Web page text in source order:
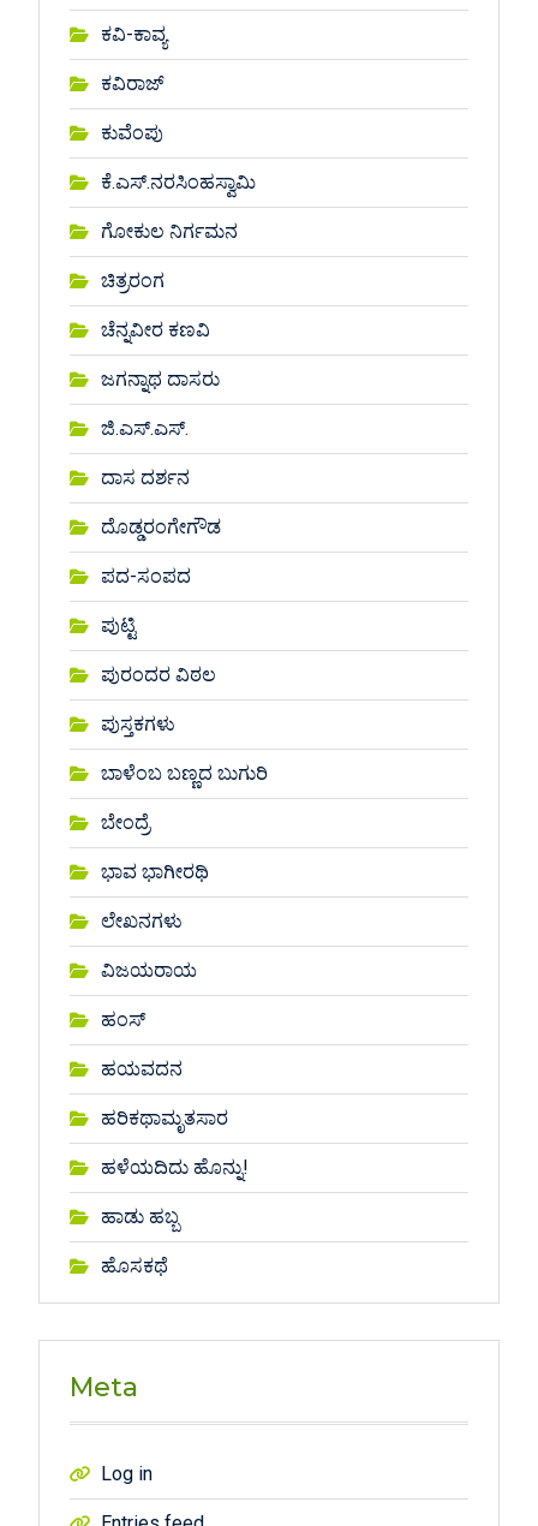
ಕವಿ-ಕಾವ್ಯ
ಕವಿರಾಜ್
ಕುವೆಂಪು
ಕೆ.ಎಸ್.ನರಸಿಂಹಸ್ವಾಮಿ
ಗೋಕುಲ ನಿರ್ಗಮನ
ಚಿತ್ರರಂಗ
ಚೆನ್ನವೀರ ಕಣವಿ
ಜಗನ್ನಾಥ ದಾಸರು
ಜಿ.ಎಸ್.ಎಸ್.
ದಾಸ ದರ್ಶನ
ದೊಡ್ಡರಂಗೇಗೌಡ
ಪದ-ಸಂಪದ
ಪುಟ್ಟಿ
ಪುರಂದರ ವಿಠಲ
ಪುಸ್ತಕಗಳು
ಬಾಳೆಂಬ ಬಣ್ಣದ ಬುಗುರಿ
ಬೇಂದ್ರೆ
ಭಾವ ಭಾಗೀರಥಿ
ಲೇಖನಗಳು
ವಿಜಯರಾಯ
ಹಂಸ್
ಹಯವದನ
ಹರಿಕಥಾಮೃತಸಾರ
ಹಳೆಯದಿದು ಹೊನ್ನು!
ಹಾಡು ಹಬ್ಬ
ಹೊಸಕಥೆ
Meta
Log in